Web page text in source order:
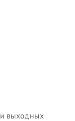
выходных